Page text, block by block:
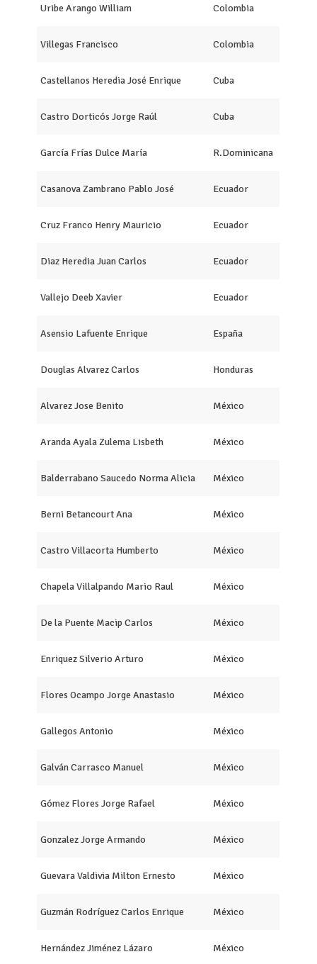
Uribe Arango William Colombia
Villegas Francisco Colombia
Castellanos Heredia José Enrique Cuba
Castro Dorticós Jorge Raúl Cuba
García Frías Dulce María R.Dominicana
Casanova Zambrano Pablo José Ecuador
Cruz Franco Henry Mauricio Ecuador
Diaz Heredia Juan Carlos Ecuador
Vallejo Deeb Xavier Ecuador
Asensio Lafuente Enrique España
Douglas Alvarez Carlos Honduras
Alvarez Jose Benito México
Aranda Ayala Zulema Lisbeth México
Balderrabano Saucedo Norma Alicia México
Berni Betancourt Ana México
Castro Villacorta Humberto México
Chapela Villalpando Mario Raul México
De la Puente Macip Carlos México
Enriquez Silverio Arturo México
Flores Ocampo Jorge Anastasio México
Gallegos Antonio México
Galván Carrasco Manuel México
Gómez Flores Jorge Rafael México
Gonzalez Jorge Armando México
Guevara Valdivia Milton Ernesto México
Guzmán Rodríguez Carlos Enrique México
Hernández Jiménez Lázaro México